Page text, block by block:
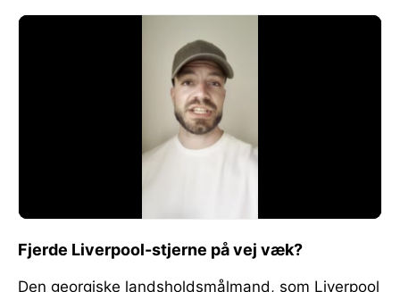
Fjerde Liverpool-stjerne på vej væk?
Den georgiske landsholdsmålmand, som Liverpool